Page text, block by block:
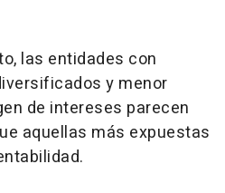
las entidades con
y menor
de intereses parecen
aquellas más expuestas